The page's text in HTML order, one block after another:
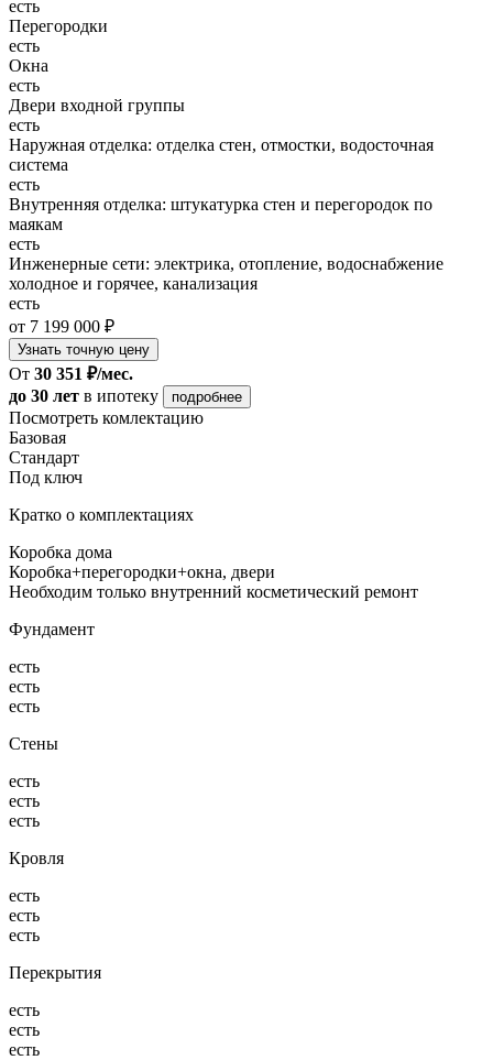
есть
Перегородки
есть
Окна
есть
Двери входной группы
есть
Наружная отделка: отделка стен, отмостки, водосточная
система
есть
Внутренняя отделка: штукатурка стен и перегородок по
маякам
есть
Инженерные сети: электрика, отопление, водоснабжение
холодное и горячее, канализация
есть
от 7 199 000 ₽
Узнать точную цену
От 30 351 ₽/мес.
до 30 лет в ипотеку подробнее
Посмотреть комлектацию
Базовая
Стандарт
Под ключ
Кратко о комплектациях
Коробка дома
Коробка+перегородки+окна, двери
Необходим только внутренний косметический ремонт
Фундамент
есть
есть
есть
Стены
есть
есть
есть
Кровля
есть
есть
есть
Перекрытия
есть
есть
есть